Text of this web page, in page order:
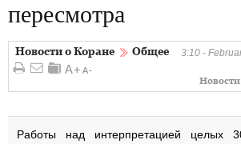
пересмотра
Новости о Коране Общее 3:10 -
Работы над интерпретацией целых